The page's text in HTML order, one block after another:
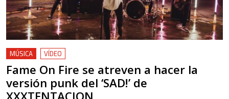
MÚSICA VÍDEO
Fame On Fire se atreven a hacer la
versión punk del ‘SAD!’ de